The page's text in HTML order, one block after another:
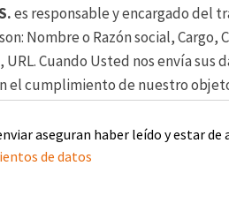
es responsable y encargado del
Nombre o Razón social, Cargo,
Cuando Usted nos envía sus
el cumplimiento de nuestro
sobre nuevos servicios,
Enviar información comercial
través de cualquier otro medio
aseguran haber leído y estar de
de datos